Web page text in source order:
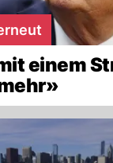
einem